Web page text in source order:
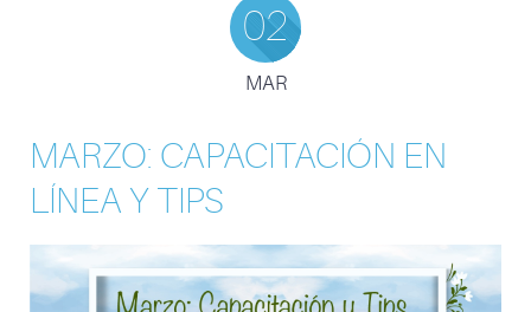
02
MAR
MARZO: CAPACITACIÓN EN
LÍNEA Y TIPS